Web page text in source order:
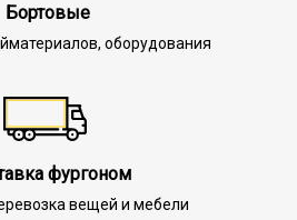
Бортовые
оборудования
фургоном
вещей и мебели